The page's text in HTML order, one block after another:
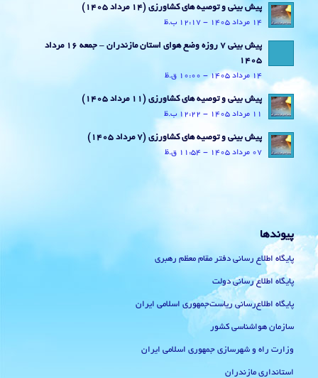
پیش بینی و توصیه های کشاورزی (14 مرداد ۱۴۰۵)
14 مرداد 1405 - 12:17 ب.ظ
پیش بینی 7 روزه وضع هوای استان مازندران – جمعه 16 مرداد
1405
14 مرداد 1405 - 10:00 ق.ظ
پیش بینی و توصیه های کشاورزی (11 مرداد ۱۴۰۵)
11 مرداد 1405 - 12:22 ب.ظ
پیش بینی و توصیه های کشاورزی (7 مرداد ۱۴۰۵)
07 مرداد 1405 - 11:54 ق.ظ
پیوندها
پایگاه اطلاع رسانی دفتر مقام معظم رهبری
پایگاه اطلاع رسانی دولت
پایگاه اطلاع‌رسانی ریاست‌جمهوری اسلامی ایران
سازمان هواشناسی کشور
وزارت راه و شهرسازی جمهوری اسلامی ایران
استانداری مازندران